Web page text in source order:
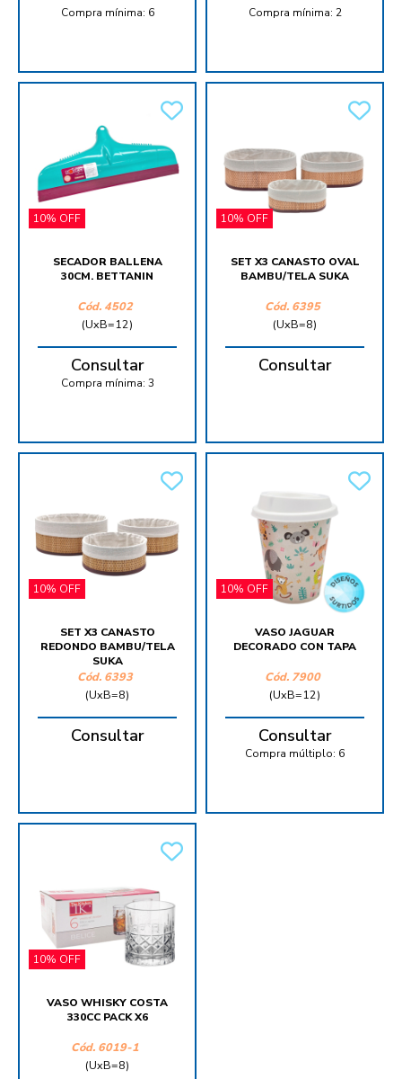
Compra mínima: 6 Compra mínima: 2
10% OFF
SECADOR BALLENA
30CM. BETTANIN
Cód. 4502
(UxB=12)
Consultar
Compra mínima: 3
10% OFF
SET X3 CANASTO OVAL
BAMBU/TELA SUKA
Cód. 6395
(UxB=8)
Consultar
10% OFF
SET X3 CANASTO
REDONDO BAMBU/TELA
SUKA
Cód. 6393
(UxB=8)
Consultar
10% OFF
VASO JAGUAR
DECORADO CON TAPA
Cód. 7900
(UxB=12)
Consultar
Compra múltiplo: 6
10% OFF
VASO WHISKY COSTA
330CC PACK X6
Cód. 6019-1
(UxB=8)